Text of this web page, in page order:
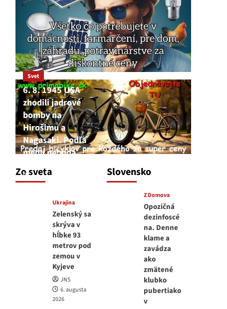
Zo sveta
Svet
6. 8. 1945 USA
zhodili jadrové
bomby na
Hirošimu a
Nagasaki. Podľa
médií nehoda
6. augusta 2026
Ukrajina
Zelenský sa
skrýva v
hĺbke 93
metrov pod
zemou v
Kyjeve
JNS
6. augusta
2026
Slovensko
Z Domova
Opozičná
dezinfoscé
na. Denne
klame a
zavádza
ako
zmätené
klubko
pubertiako
v